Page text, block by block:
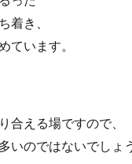
着き、
ています。
合える場ですので、
いのではないでしょ